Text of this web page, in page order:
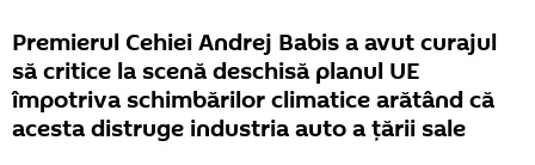
Premierul Cehiei Andrej Babis a avut curajul
să critice la scenă deschisă planul UE
împotriva schimbărilor climatice arătând că
acesta distruge industria auto a țării sale